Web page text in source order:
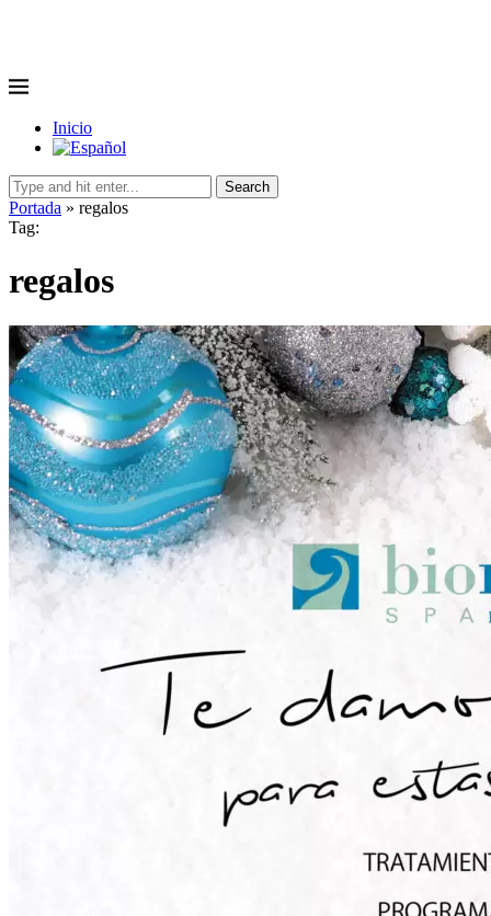
Inicio
Search
Portada » regalos
Tag:
regalos